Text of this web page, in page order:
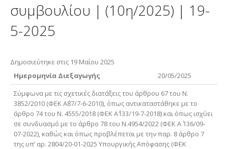
συμβουλίου | (10η/2025) | 19-
5-2025
Δημοσιεύτηκε στις 19 Μαΐου 2025
Ημερομηνία Διεξαγωγής
20/05/2025
Σύμφωνα με τις σχετικές διατάξεις του άρθρου 67 του Ν.
3852/2010 (ΦΕΚ Α΄87/7-6-2010), όπως αντικαταστάθηκε με το
άρθρο 74 του Ν. 4555/2018 (ΦΕΚ Α΄133/19-7-2018) και όπως ισχύει
σε συνδυασμό με το άρθρο 78 του Ν.4954/2022 (ΦΕΚ Α΄ 136/09-
07-2022), καθώς και όπως προβλέπεται με την παρ. 8 άρθρο 7
της υπ’ αρ. 2804/20-01-2025 Υπουργικής Απόφασης (ΦΕΚ